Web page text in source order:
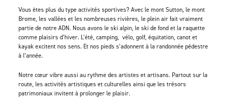
Vous êtes plus du type activités sportives? Avec le mont Sutton, le mont
Brome, les vallées et les nombreuses rivières, le plein air fait vraiment
partie de notre ADN. Nous avons le ski alpin, le ski de fond et la raquette
comme plaisirs d’hiver. L’été, camping, vélo, golf, équitation, canot et
kayak excitent nos sens. Et nos pieds s’adonnent à la randonnée pédestre
à l’année.
Notre cœur vibre aussi au rythme des artistes et artisans. Partout sur la
route, les activités artistiques et culturelles ainsi que les trésors
patrimoniaux invitent à prolonger le plaisir.